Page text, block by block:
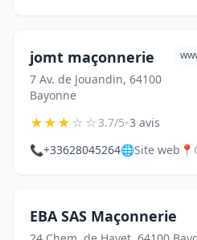
jomt maçonnerie
7 Av. de Jouandin, 64100
Bayonne
★★★☆☆3.7/5•3 avis
📞+33628045264🌐Site web 📍
EBA SAS Maçonnerie